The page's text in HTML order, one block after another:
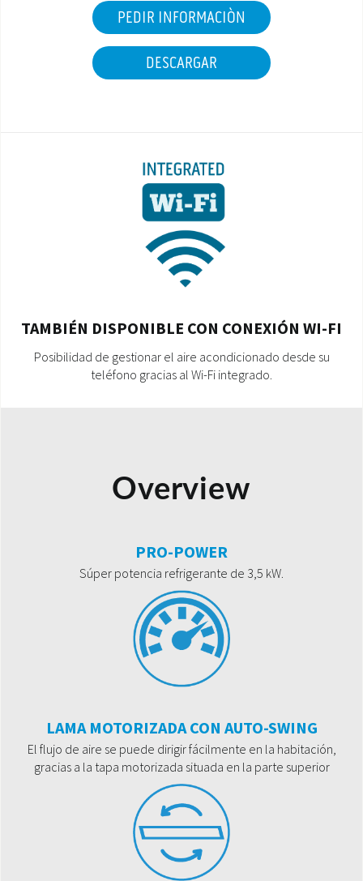
PEDIR INFORMACIÒN
DESCARGAR
TAMBIÉN DISPONIBLE CON CONEXIÓN WI-FI
Posibilidad de gestionar el aire acondicionado desde su
teléfono gracias al Wi-Fi integrado.
Overview
PRO-POWER
Súper potencia refrigerante de 3,5 kW.
LAMA MOTORIZADA CON AUTO-SWING
El flujo de aire se puede dirigir fácilmente en la habitación,
gracias a la tapa motorizada situada en la parte superior